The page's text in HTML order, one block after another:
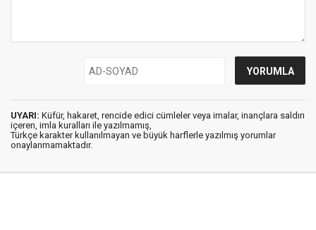
UYARI: Küfür, hakaret, rencide edici cümleler veya imalar, inançlara saldırı
içeren, imla kuralları ile yazılmamış,
Türkçe karakter kullanılmayan ve büyük harflerle yazılmış yorumlar
onaylanmamaktadır.